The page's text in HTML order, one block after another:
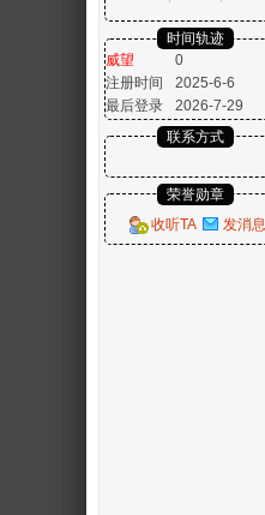
时间轨迹
威望
0
注册时间
2025-6-6
最后登录
2026-7-29
联系方式
荣誉勋章
收听TA
发消息